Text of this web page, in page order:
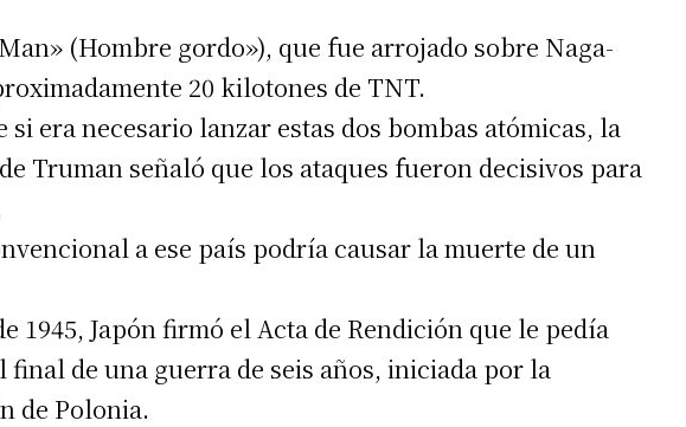
(Hombre gordo»), que fue arrojado sobre Naga-
20 kilotones de TNT.
era necesario lanzar estas dos bombas atómicas, la
Truman señaló que los ataques fueron decisivos para
a ese país podría causar la muerte de un
1945, Japón firmó el Acta de Rendición que le pedía
final de una guerra de seis años, iniciada por la
de Polonia.